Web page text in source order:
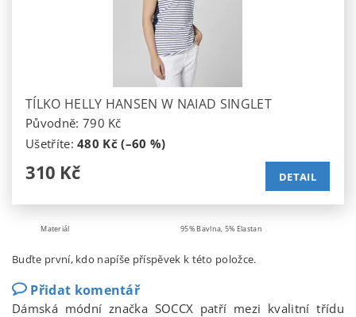
TÍLKO HELLY HANSEN W NAIAD SINGLET
Původně: 790 Kč
Ušetříte:480 Kč (–60 %)
310 Kč DETAIL
Materiál 95% Bavlna, 5% Elastan
Buďte první, kdo napíše příspěvek k této položce.
Přidat komentář
Dámská módní značka SOCCX patří mezi kvalitní třídu